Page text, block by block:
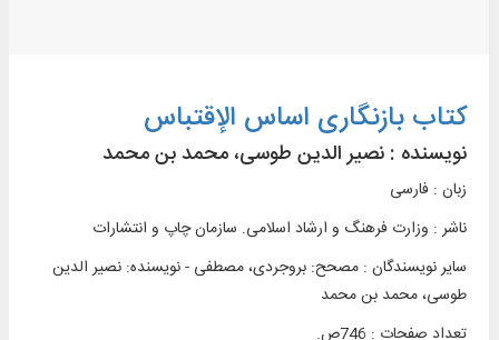
کتاب بازنگاری اساس الإقتباس
نویسنده : نصیر الدین طوسی، محمد بن محمد
زبان : فارسی
ناشر : وزارت فرهنگ و ارشاد اسلامی. سازمان چاپ و انتشارات
سایر نویسندگان : مصحح: بروجردی، مصطفی - نویسنده: نصیر الدین
طوسی، محمد بن محمد
تعداد صفحات : 746ص.